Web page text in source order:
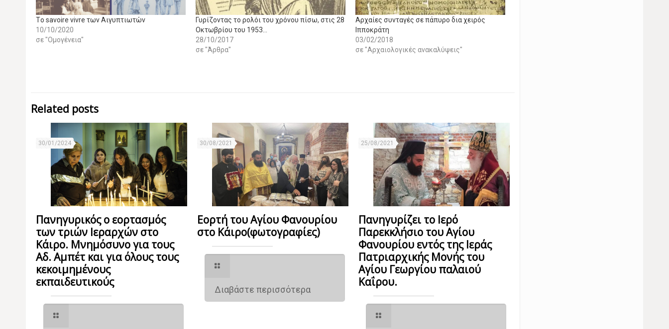
Tο savoire vivre των Αιγυπτιωτών
10/10/2020
σε "Ομογένεια"
Γυρίζοντας το ρολόι του χρόνου πίσω, στις 28
Οκτωβρίου του 1953…
28/10/2017
σε "Άρθρα"
Αρχαίες συνταγές σε πάπυρο δια χειρός
Ιπποκράτη
03/02/2018
σε "Αρχαιολογικές ανακαλύψεις"
Related posts
30/01/2024
Πανηγυρικός ο εορτασμός
των τριών Ιεραρχών στο
Κάιρο. Μνημόσυνο για τους
Αδ. Αμπέτ και για όλους τους
κεκοιμημένους
εκπαιδευτικούς
30/08/2021
Εορτή του Αγίου Φανουρίου
στο Κάιρο(φωτογραφίες)
Διαβάστε περισσότερα
25/08/2021
Πανηγυρίζει το Ιερό
Παρεκκλήσιο του Αγίου
Φανουρίου εντός της Ιεράς
Πατριαρχικής Μονής του
Αγίου Γεωργίου παλαιού
Καΐρου.